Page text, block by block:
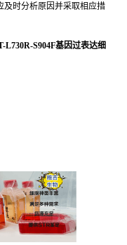
及时分析原因并采取相应措
L730R-S904F基因过表达细